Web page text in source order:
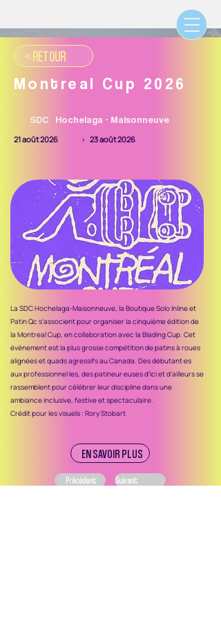
< RETOUR
Montreal Cup 2026
SDC Hochelaga - Maisonneuve
21 août 2026 > 23 août 2026
La SDC Hochelaga-Maisonneuve, la Boutique Solo Inline et
Patin Qc s’associent pour organiser la cinquième édition de
la Montreal Cup, en collaboration avec la Blading Cup. Cet
événement est la plus grosse compétition de patins à roues
alignées et quads agressifs au Canada. Des débutant·es
aux professionnel·les, des patineur·euses d’ici et d’ailleurs se
rassemblent pour célébrer leur discipline dans une
ambiance inclusive, festive et spectaculaire.
Crédit pour les visuels : Rory Stobart
EN SAVOIR PLUS
Précédent Suivant